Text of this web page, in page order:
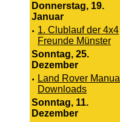
Donnerstag, 19.
Januar
· 1. Clublauf der 4x4
Freunde Münster
Sonntag, 25.
Dezember
· Land Rover Manual
Downloads
Sonntag, 11.
Dezember